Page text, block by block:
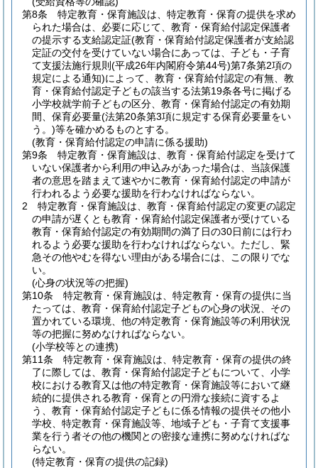
第8条
特定教育・保育施設は、特定教育・保育の提供を求め
られた場合は、必要に応じて、教育・保育給付認定保護者
の提示する支給認定証(教育・保育給付認定保護者が支給認
定証の交付を受けていない場合にあっては、子ども・子育
て支援法施行規則 (平成26年内閣府令第44号)第7条第2項の
規定による通知)によって、教育・保育給付認定の有無、教
育・保育給付認定子どもの該当する法第19条各号に掲げる
小学校就学前子どもの区分、教育・保育給付認定の有効期
間、保育必要量(法第20条第3項に規定する保育必要量をい
う。)等を確かめるものとする。
(教育・保育給付認定の申請に係る援助)
第9条
特定教育・保育施設は、教育・保育給付認定を受けて
いない保護者から利用の申込みがあった場合は、当該保護
者の意思を踏まえて速やかに教育・保育給付認定の申請が
行われるよう必要な援助を行わなければならない。
2
特定教育・保育施設は、教育・保育給付認定の変更の認定
の申請が遅くとも教育・保育給付認定保護者が受けている
教育・保育給付認定の有効期間の満了日の30日前には行わ
れるよう必要な援助を行わなければならない。 ただし、緊
急その他やむを得ない理由がある場合には、この限りでな
い。
(心身の状況等の把握)
第10条
特定教育・保育施設は、特定教育・保育の提供に当
たっては、教育・保育給付認定子どもの心身の状況、その
置かれている環境、他の特定教育・保育施設等の利用状況
等の把握に努めなければならない。
(小学校等との連携)
第11条
特定教育・保育施設は、特定教育・保育の提供の終
了に際しては、教育・保育給付認定子どもについて、小学
校における教育又は他の特定教育・保育施設等において継
続的に提供される教育・保育との円滑な接続に資するよ
う、教育・保育給付認定子どもに係る情報の提供その他小
学校、特定教育・保育施設等、地域子ども・子育て支援事
業を行う者その他の機関との密接な連携に努めなければな
らない。
(特定教育・保育の提供の記録)